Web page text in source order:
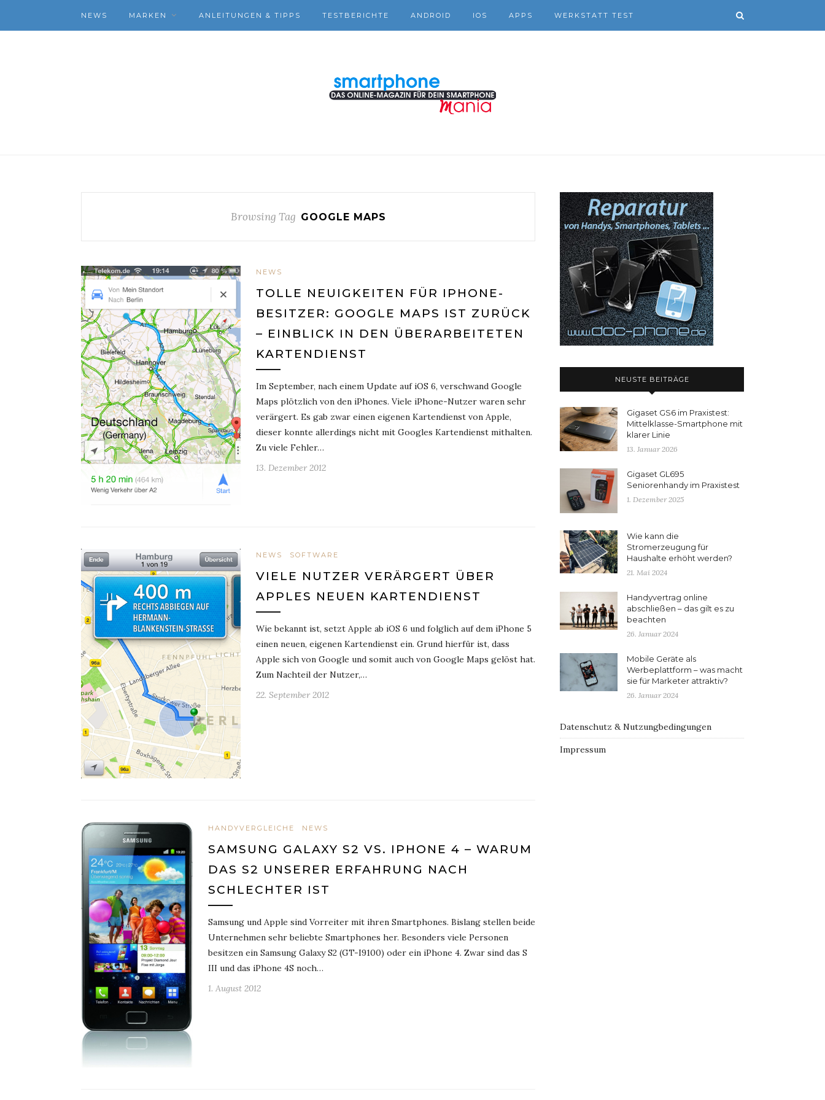
NEWS MARKEN ANLEITUNGEN & TIPPS TESTBERICHTE ANDROID IOS APPS WERKSTATT TEST
Browsing Tag GOOGLE MAPS
NEWS
TOLLE NEUIGKEITEN FÜR IPHONE-
BESITZER: GOOGLE MAPS IST ZURÜCK
– EINBLICK IN DEN ÜBERARBEITETEN
KARTENDIENST
Im September, nach einem Update auf iOS 6, verschwand Google
Maps plötzlich von den iPhones. Viele iPhone-Nutzer waren sehr
verärgert. Es gab zwar einen eigenen Kartendienst von Apple,
dieser konnte allerdings nicht mit Googles Kartendienst mithalten.
Zu viele Fehler…
13. Dezember 2012
NEWS SOFTWARE
VIELE NUTZER VERÄRGERT ÜBER
APPLES NEUEN KARTENDIENST
Wie bekannt ist, setzt Apple ab iOS 6 und folglich auf dem iPhone 5
einen neuen, eigenen Kartendienst ein. Grund hierfür ist, dass
Apple sich von Google und somit auch von Google Maps gelöst hat.
Zum Nachteil der Nutzer,…
22. September 2012
HANDYVERGLEICHE NEWS
SAMSUNG GALAXY S2 VS. IPHONE 4 – WARUM
DAS S2 UNSERER ERFAHRUNG NACH
SCHLECHTER IST
Samsung und Apple sind Vorreiter mit ihren Smartphones. Bislang stellen beide
Unternehmen sehr beliebte Smartphones her. Besonders viele Personen
besitzen ein Samsung Galaxy S2 (GT-I9100) oder ein iPhone 4. Zwar sind das S
III und das iPhone 4S noch…
1. August 2012
NEUSTE BEITRÄGE
Gigaset GS6 im Praxistest:
Mittelklasse-Smartphone mit
klarer Linie
13. Januar 2026
Gigaset GL695
Seniorenhandy im Praxistest
1. Dezember 2025
Wie kann die
Stromerzeugung für
Haushalte erhöht werden?
21. Mai 2024
Handyvertrag online
abschließen – das gilt es zu
beachten
26. Januar 2024
Mobile Geräte als
Werbeplattform – was macht
sie für Marketer attraktiv?
26. Januar 2024
Datenschutz & Nutzungbedingungen
Impressum